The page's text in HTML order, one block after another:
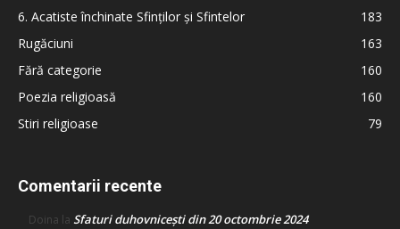
6. Acatiste închinate Sfinților și Sfintelor
183
Rugăciuni
163
Fără categorie
160
Poezia religioasă
160
Stiri religioase
79
Comentarii recente
Doina la Sfaturi duhovnicești din 20 octombrie 2024